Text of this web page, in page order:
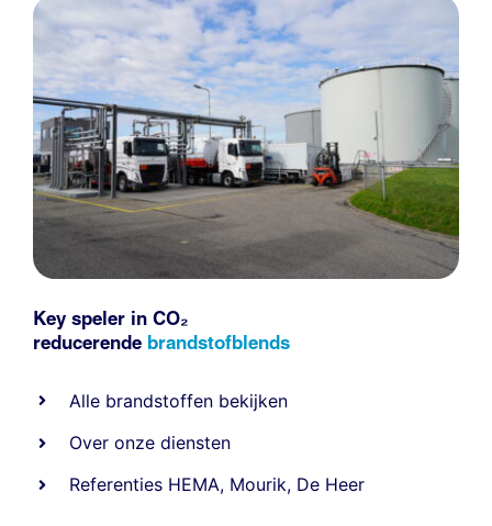
Key speler in CO₂
reducerende brandstofblends
Alle brandstoffen bekijken
Over onze diensten
Referenties HEMA, Mourik, De Heer